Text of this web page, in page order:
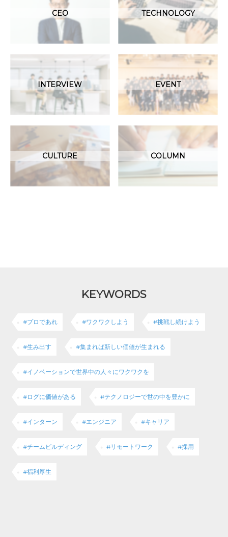
CEO TECHNOLOGY
INTERVIEW EVENT
CULTURE COLUMN
KEYWORDS
#プロであれ #ワクワクしよう #挑戦し続けよう
#生み出す #集まれば新しい価値が生まれる
#イノベーションで世界中の人々にワクワクを
#ログに価値がある #テクノロジーで世の中を豊かに
#インターン #エンジニア #キャリア
#チームビルディング #リモートワーク #採用
#福利厚生